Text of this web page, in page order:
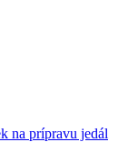
na prípravu jedál